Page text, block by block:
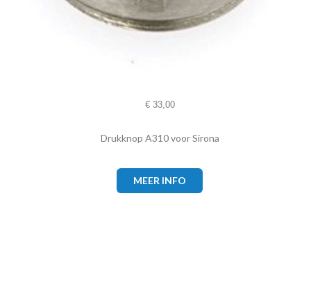
€33,00
Drukknop A310 voor Sirona
MEER INFO